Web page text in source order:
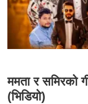
ममता र समिरको
(भिडियो)